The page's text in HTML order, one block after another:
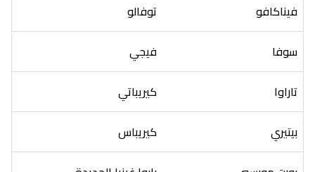
فيناكافو
توفالو
سوفا
فيجي
تاراوا
كيريباتي
بيتيري
كيريباس